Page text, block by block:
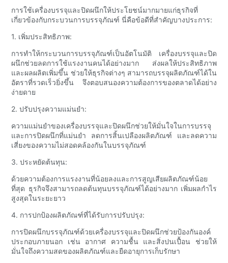
การใช้เครื่องบรรจุและปิดผนึกให้ประโยชน์มากมายแก่ธุรกิจที่
เกี่ยวข้องกับกระบวนการบรรจุภัณฑ์ นี่คือข้อดีที่สำคัญบางประการ:
1. เพิ่มประสิทธิภาพ:
การทำให้กระบวนการบรรจุภัณฑ์เป็นอัตโนมัติ เครื่องบรรจุและปิด
ผนึกช่วยลดการใช้แรงงานคนได้อย่างมาก ส่งผลให้ประสิทธิภาพ
และผลผลิตเพิ่มขึ้น ช่วยให้ธุรกิจต่างๆ สามารถบรรจุผลิตภัณฑ์ได้ใน
อัตราที่รวดเร็วยิ่งขึ้น จึงตอบสนองความต้องการของตลาดได้อย่าง
ง่ายดาย
2. ปรับปรุงความแม่นยำ:
ความแม่นยำของเครื่องบรรจุและปิดผนึกช่วยให้มั่นใจในการบรรจุ
และการปิดผนึกที่แม่นยำ ลดการสิ้นเปลืองผลิตภัณฑ์ และลดความ
เสี่ยงของความไม่สอดคล้องกันในบรรจุภัณฑ์
3. ประหยัดต้นทุน:
ด้วยความต้องการแรงงานที่น้อยลงและการสูญเสียผลิตภัณฑ์น้อย
ที่สุด ธุรกิจจึงสามารถลดต้นทุนบรรจุภัณฑ์ได้อย่างมาก เพิ่มผลกำไร
สูงสุดในระยะยาว
4. การปกป้องผลิตภัณฑ์ที่ได้รับการปรับปรุง:
การปิดผนึกบรรจุภัณฑ์ด้วยเครื่องบรรจุและปิดผนึกช่วยป้องกันองค์
ประกอบภายนอก เช่น อากาศ ความชื้น และสิ่งปนเปื้อน ช่วยให้
มั่นใจถึงความสดของผลิตภัณฑ์และยืดอายุการเก็บรักษา